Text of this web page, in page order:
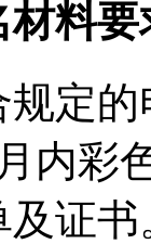
材料要
定
内彩
及证书